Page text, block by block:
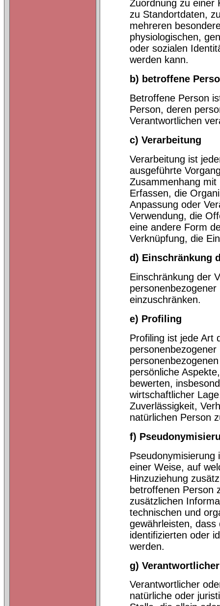
Zuordnung zu einer
zu Standortdaten,
mehreren
physiologischen,
oder sozialen
werden kann.
b) betroffene
Betroffene Person
Person, deren
Verantwortlichen
c) Verarbeitung
Verarbeitung ist
ausgeführte
Zusammenhang
Erfassen, die
Anpassung oder
Verwendung, die
eine andere Form
Verknüpfung, die
d) Einschränkung
Einschränkung der
einzuschränken.
e) Profiling
Profiling ist jede Art
persönliche
bewerten,
wirtschaftlicher
Zuverlässigkeit,
natürlichen Person
f)
Pseudonymisierung
einer Weise, auf
Hinzuziehung
betroffenen Person
zusätzlichen
technischen und
gewährleisten,
identifizierten oder
werden.
g)
Verantwortlicher
natürliche oder